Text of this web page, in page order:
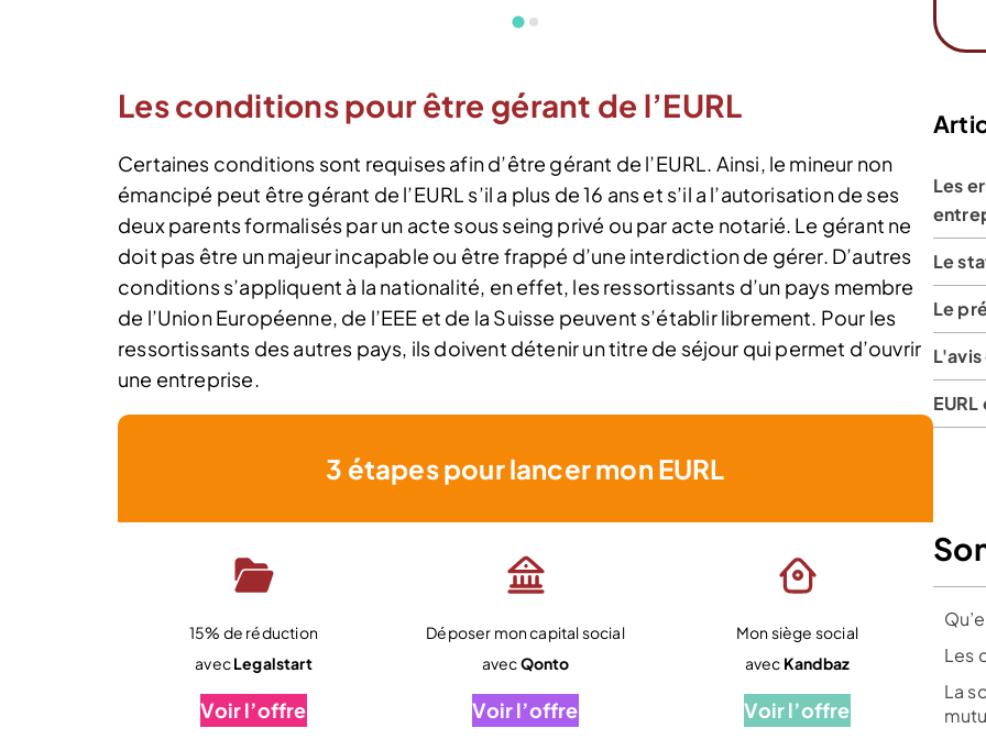
Les conditions pour être gérant de l’EURL
Certaines conditions sont requises afin d’être gérant de l’EURL. Ainsi, le mineur non
émancipé peut être gérant de l’EURL s’il a plus de 16 ans et s’il a l’autorisation de ses
deux parents formalisés par un acte sous seing privé ou par acte notarié. Le gérant ne
doit pas être un majeur incapable ou être frappé d’une interdiction de gérer. D’autres
conditions s’appliquent à la nationalité, en effet, les ressortissants d’un pays membre
de l’Union Européenne, de l’EEE et de la Suisse peuvent s’établir librement. Pour les
ressortissants des autres pays, ils doivent détenir un titre de séjour qui permet d’ouvrir
une entreprise.
3 étapes pour lancer mon EURL
15% de réduction
avecLegalstart
Voir l’offre
Déposer mon capital social
avecQonto
Voir l’offre
Mon siège social
avec Kandbaz
Voir l’offre
Les
Le
Le
EURL
Les
La